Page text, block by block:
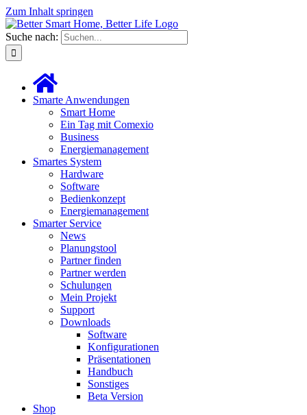
Zum Inhalt springen
Suche nach:
Smarte Anwendungen
Smart Home
Ein Tag mit Comexio
Business
Energiemanagement
Smartes System
Hardware
Software
Bedienkonzept
Energiemanagement
Smarter Service
News
Planungstool
Partner finden
Partner werden
Schulungen
Mein Projekt
Support
Downloads
Software
Konfigurationen
Präsentationen
Handbuch
Sonstiges
Beta Version
Shop